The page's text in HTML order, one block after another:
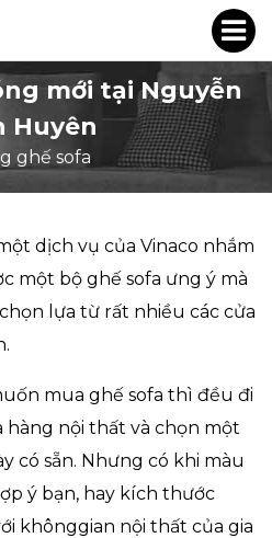
mới tại Nguyễn
Huyên
ghế sofa
dịch vụ của Vinaco nhắm
một bộ ghế sofa ưng ý mà
lựa từ rất nhiều các cửa
mua ghế sofa thì đều đi
hàng nội thất và chọn một
có sẵn. Nhưng có khi màu
ý bạn, hay kích thước
khônggian nội thất của gia